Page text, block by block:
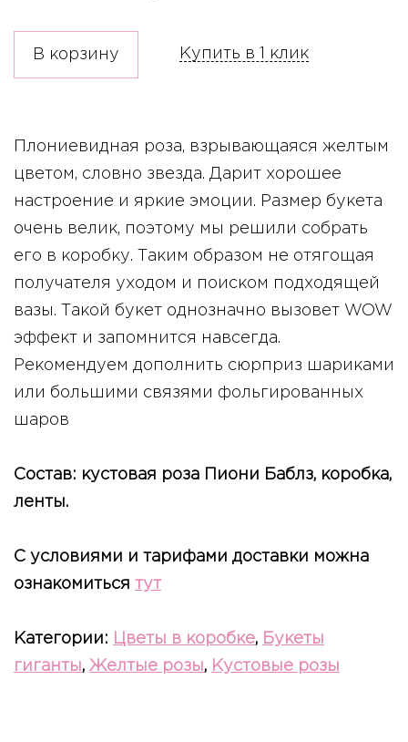
В корзину Купить в 1 клик
Плониевидная роза, взрывающаяся желтым
цветом, словно звезда. Дарит хорошее
настроение и яркие эмоции. Размер букета
очень велик, поэтому мы решили собрать
его в коробку. Таким образом не отягощая
получателя уходом и поиском подходящей
вазы. Такой букет однозначно вызовет WOW
эффект и запомнится навсегда.
Рекомендуем дополнить сюрприз шариками
или большими связями фольгированных
шаров
Состав: кустовая роза Пиони Баблз, коробка,
ленты.
С условиями и тарифами доставки можна
ознакомиться тут
Категории: Цветы в коробке, Букеты
гиганты, Желтые розы, Кустовые розы